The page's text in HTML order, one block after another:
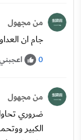
من مجهول
جام ان
0
من مجهول
ضروري
الكبير